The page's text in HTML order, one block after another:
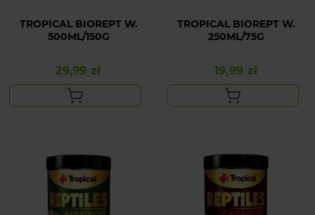
TROPICAL BIOREPT W.
500ML/150G
Cena
29,99 zł
TROPICAL BIOREPT W.
250ML/75G
Cena
19,99 zł